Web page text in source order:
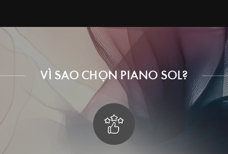
VÌ SAO CHỌN PIANO SOL?